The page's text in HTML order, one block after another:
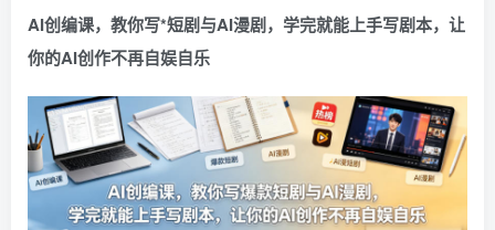
AI创编课，教你写*短剧与AI漫剧，学完就能上手写剧本，让
你的AI创作不再自娱自乐